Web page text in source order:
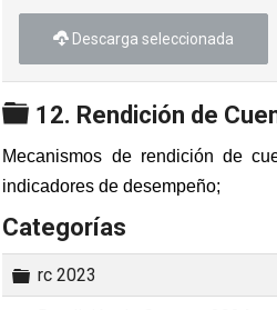
Descarga seleccionada
Carpeta
12. Rendición de
Mecanismos de rendición de
indicadores de desempeño;
Categorías
Carpeta
rc 2023